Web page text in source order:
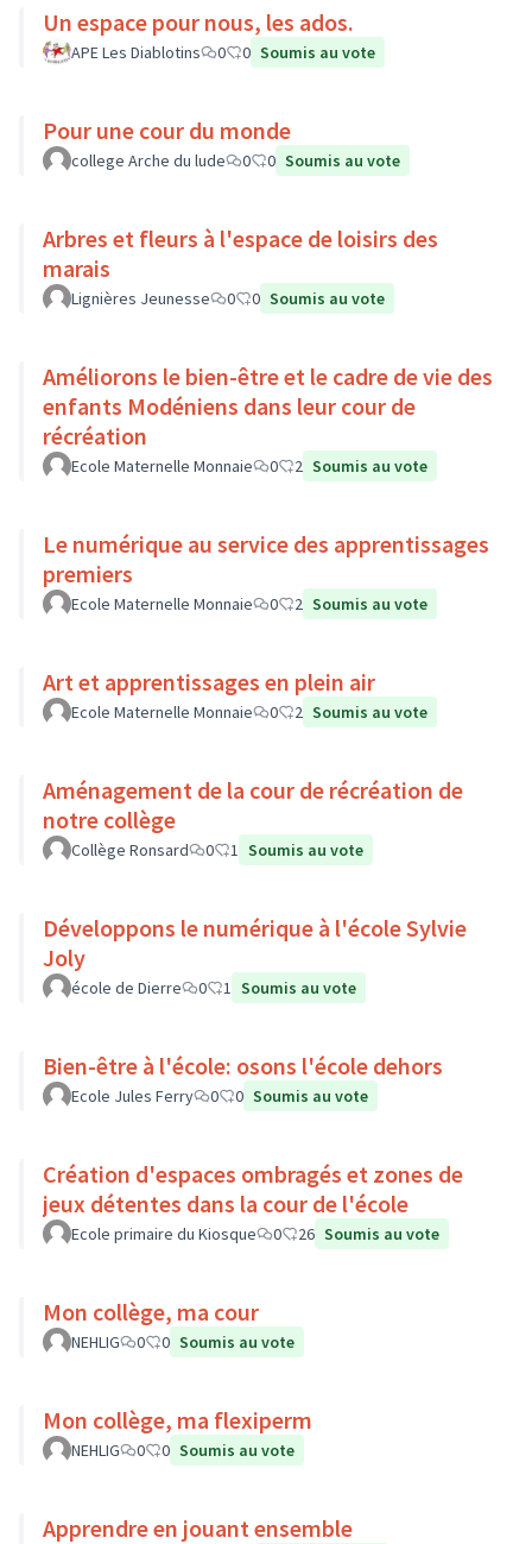
Un espace pour nous, les ados.
APE Les Diablotins 0 0 Soumis au vote
Pour une cour du monde
college Arche du lude 0 0 Soumis au vote
Arbres et fleurs à l'espace de loisirs des
marais
Lignières Jeunesse 0 0 Soumis au vote
Améliorons le bien-être et le cadre de vie des
enfants Modéniens dans leur cour de
récréation
Ecole Maternelle Monnaie 0 2 Soumis au vote
Le numérique au service des apprentissages
premiers
Ecole Maternelle Monnaie 0 2 Soumis au vote
Art et apprentissages en plein air
Ecole Maternelle Monnaie 0 2 Soumis au vote
Aménagement de la cour de récréation de
notre collège
Collège Ronsard 0 1 Soumis au vote
Développons le numérique à l'école Sylvie
Joly
école de Dierre 0 1 Soumis au vote
Bien-être à l'école: osons l'école dehors
Ecole Jules Ferry 0 0 Soumis au vote
Création d'espaces ombragés et zones de
jeux détentes dans la cour de l'école
Ecole primaire du Kiosque 0 26 Soumis au vote
Mon collège, ma cour
NEHLIG 0 0 Soumis au vote
Mon collège, ma flexiperm
NEHLIG 0 0 Soumis au vote
Apprendre en jouant ensemble